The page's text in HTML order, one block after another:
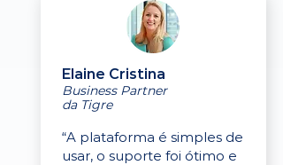
Elaine Cristina
Business Partner
da Tigre
“A plataforma é simples de
usar, o suporte foi ótimo e